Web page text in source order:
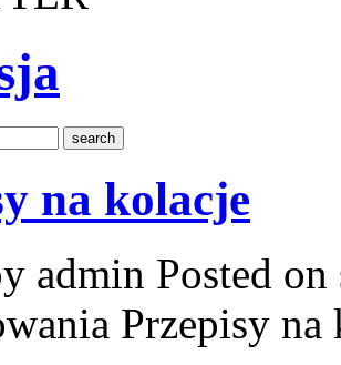
na kolacje
admin Posted
Przepisy na